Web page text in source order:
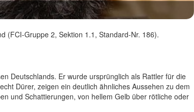
(FCI-Gruppe 2, Sektion 1.1, Standard-Nr. 186).
Deutschlands. Er wurde ursprünglich als Rattler für die
Dürer, zeigen ein deutlich ähnliches Aussehen zu dem
und Schattierungen, von hellem Gelb über rötliche oder